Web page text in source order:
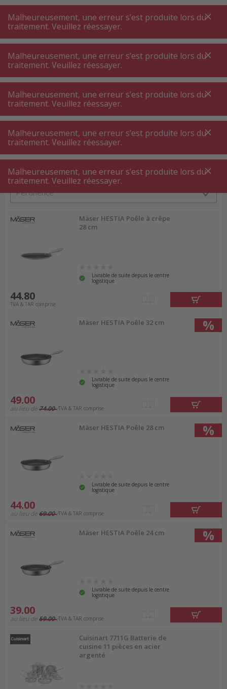
A +++
A+++
A +++
A+++
MyPost
MyPost
MENU RECHERCHE
Poêles et casserolles Poêle
Poêle
Filtres de produits
162 P.
Trier par
Mäser HESTIA Poêle à crêpe
28 cm
Livrable de suite depuis le centre
logistique
44.80
TVA & TAR comprise
Mäser HESTIA Poêle 32 cm
Livrable de suite depuis le centre
logistique
%
49.00
au lieu de74.00 TVA & TAR comprise
Mäser HESTIA Poêle 28 cm
Livrable de suite depuis le centre
logistique
%
44.00
au lieu de69.00 TVA & TAR comprise
Mäser HESTIA Poêle 24 cm
Livrable de suite depuis le centre
logistique
%
39.00
au lieu de59.00 TVA & TAR comprise
Cuisinart 7711G Batterie de
cuisine 11 pièces en acier
argenté
Malheureusement, une erreur s’est produite lors du
traitement. Veuillez réessayer.
Malheureusement, une erreur s’est produite lors du
traitement. Veuillez réessayer.
Malheureusement, une erreur s’est produite lors du
traitement. Veuillez réessayer.
Malheureusement, une erreur s’est produite lors du
traitement. Veuillez réessayer.
Malheureusement, une erreur s’est produite lors du
traitement. Veuillez réessayer.